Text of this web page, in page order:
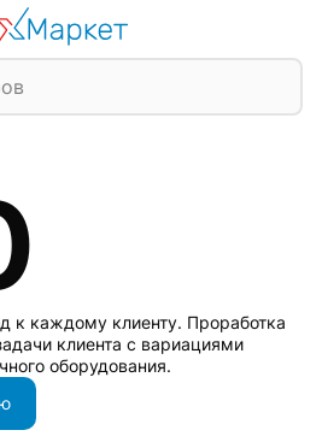
к каждому клиенту. Проработка
клиента с вариациями
оборудования.